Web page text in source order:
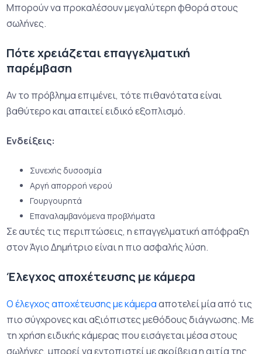
Μπορούν να προκαλέσουν μεγαλύτερη φθορά στους
σωλήνες.
Πότε χρειάζεται επαγγελματική
παρέμβαση
Αν το πρόβλημα επιμένει, τότε πιθανότατα είναι
βαθύτερο και απαιτεί ειδικό εξοπλισμό.
Ενδείξεις:
Συνεχής δυσοσμία
Αργή απορροή νερού
Γουργουρητά
Επαναλαμβανόμενα προβλήματα
Σε αυτές τις περιπτώσεις, η επαγγελματική απόφραξη
στον Άγιο Δημήτριο είναι η πιο ασφαλής λύση.
Έλεγχος αποχέτευσης με κάμερα
Ο έλεγχος αποχέτευσης με κάμερααποτελεί μία από τις
πιο σύγχρονες και αξιόπιστες μεθόδους διάγνωσης. Με
τη χρήση ειδικής κάμερας που εισάγεται μέσα στους
σωλήνες, μπορεί να εντοπιστεί με ακρίβεια η αιτία της